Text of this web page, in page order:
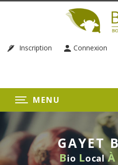
Inscription Connexion
MENU
GAYET
Bio LocalÀ